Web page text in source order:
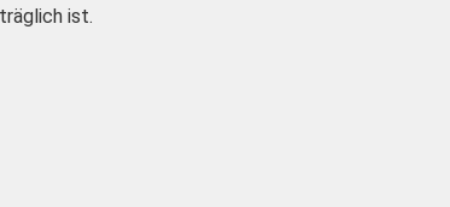
ist.